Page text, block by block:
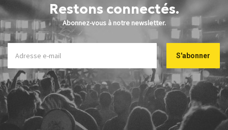
Restons connectés.
Abonnez-vous à notre newsletter.